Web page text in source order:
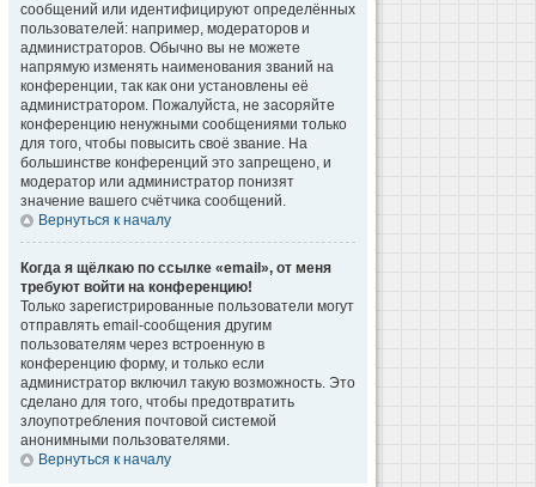
сообщений или идентифицируют определённых
пользователей: например, модераторов и
администраторов. Обычно вы не можете
напрямую изменять наименования званий на
конференции, так как они установлены её
администратором. Пожалуйста, не засоряйте
конференцию ненужными сообщениями только
для того, чтобы повысить своё звание. На
большинстве конференций это запрещено, и
модератор или администратор понизят
значение вашего счётчика сообщений.
Вернуться к началу
Когда я щёлкаю по ссылке «email», от меня
требуют войти на конференцию!
Только зарегистрированные пользователи могут
отправлять email-сообщения другим
пользователям через встроенную в
конференцию форму, и только если
администратор включил такую возможность. Это
сделано для того, чтобы предотвратить
злоупотребления почтовой системой
анонимными пользователями.
Вернуться к началу